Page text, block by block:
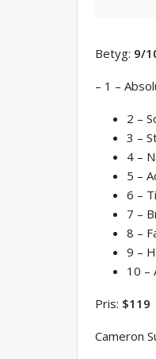
Betyg: 9/
– 1 –
2 –
3 –
4 –
5 –
6 –
7 –
8 –
9 –
10 –
Pris: $119
Cameron